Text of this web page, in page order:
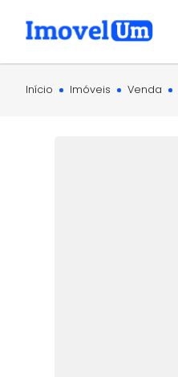
Início Imóveis Venda